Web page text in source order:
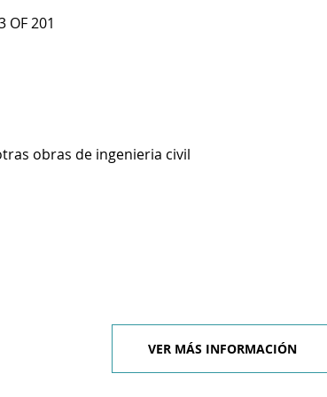
OF 201
obras de ingenieria civil
VER MÁS INFORMACIÓN